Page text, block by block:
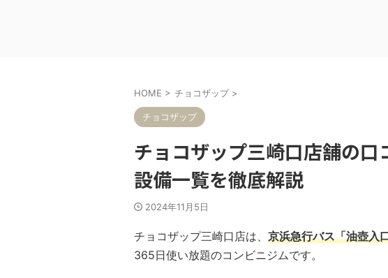
HOME > チョコザップ >
チョコザップ
チョコザップ三崎口店舗の
設備一覧を徹底解説
2024年11月5日
チョコザップ三崎口店は、 京浜急行バス「油壺入
365日使い放題のコンビニジムです。